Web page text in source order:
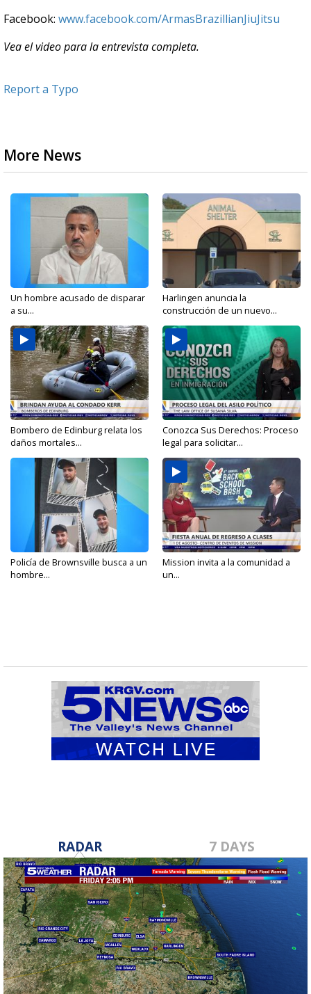
Facebook: www.facebook.com/ArmasBrazillianJiuJitsu
Vea el video para la entrevista completa.
Report a Typo
More News
Un hombre acusado de disparar
a su...
Harlingen anuncia la
construcción de un nuevo...
Bombero de Edinburg relata los
daños mortales...
Conozca Sus Derechos: Proceso
legal para solicitar...
Policía de Brownsville busca a un
hombre...
Mission invita a la comunidad a
un...
RADAR 7 DAYS